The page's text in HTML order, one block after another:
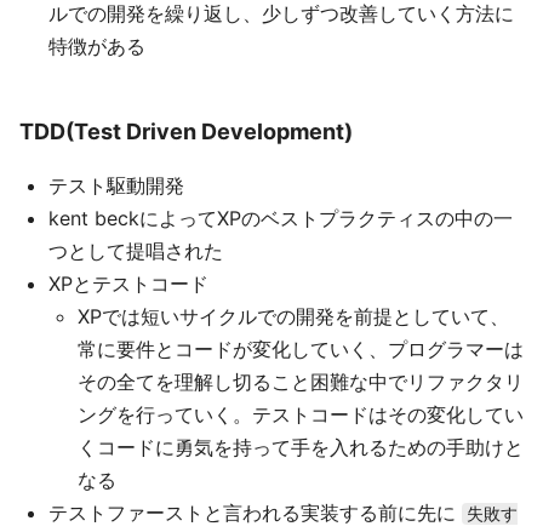
ルでの開発を繰り返し、少しずつ改善していく方法に
特徴がある
TDD(Test Driven Development)
テスト駆動開発
kent beckによってXPのベストプラクティスの中の一
つとして提唱された
XPとテストコード
XPでは短いサイクルでの開発を前提としていて、
常に要件とコードが変化していく、プログラマーは
その全てを理解し切ること困難な中でリファクタリ
ングを行っていく。テストコードはその変化してい
くコードに勇気を持って手を入れるための手助けと
なる
テストファーストと言われる実装する前に先に
失敗す